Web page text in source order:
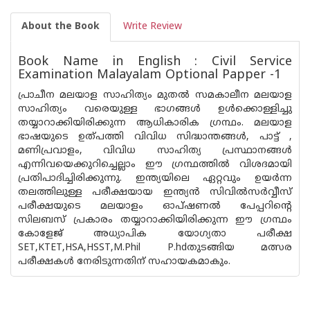
About the Book Write Review
Book Name in English : Civil Service
Examination Malayalam Optional Papper -1
പ്രാചീന മലയാള സാഹിത്യം മുതല്‍ സമകാലീന മലയാള
സാഹിത്യം വരെയുള്ള ഭാഗങ്ങള്‍ ഉള്‍ക്കൊള്ളിച്ചു
തയ്യാറാക്കിയിരിക്കുന്ന ആധികാരിക ഗ്രന്ഥം. മലയാള
ഭാഷയുടെ ഉത്പത്തി വിവിധ സിദ്ധാന്തങ്ങള്‍, പാട്ട് ,
മണിപ്രവാളം, വിവിധ സാഹിത്യ പ്രസ്ഥാനങ്ങള്‍
എന്നിവയെക്കുറിച്ചെല്ലാം ഈ ഗ്രന്ഥത്തില്‍ വിശദമായി
പ്രതിപാദിച്ചിരിക്കുന്നു. ഇന്ത്യയിലെ ഏറ്റവും ഉയര്‍ന്ന
തലത്തിലുള്ള പരീക്ഷയായ ഇന്ത്യന്‍ സിവില്‍സര്‍വ്വീസ്
പരീക്ഷയുടെ മലയാളം ഓപ്ഷണല്‍ പേപ്പറിന്റെ
സിലബസ് പ്രകാരം തയ്യാറാക്കിയിരിക്കുന്ന ഈ ഗ്രന്ഥം
കോളേജ് അധ്യാപിക യോഗ്യതാ പരീക്ഷ
SET,KTET,HSA,HSST,M.Phil P.hdതുടങ്ങിയ മത്സര
പരീക്ഷകള്‍ നേരിടുന്നതിന് സഹായകമാകും.